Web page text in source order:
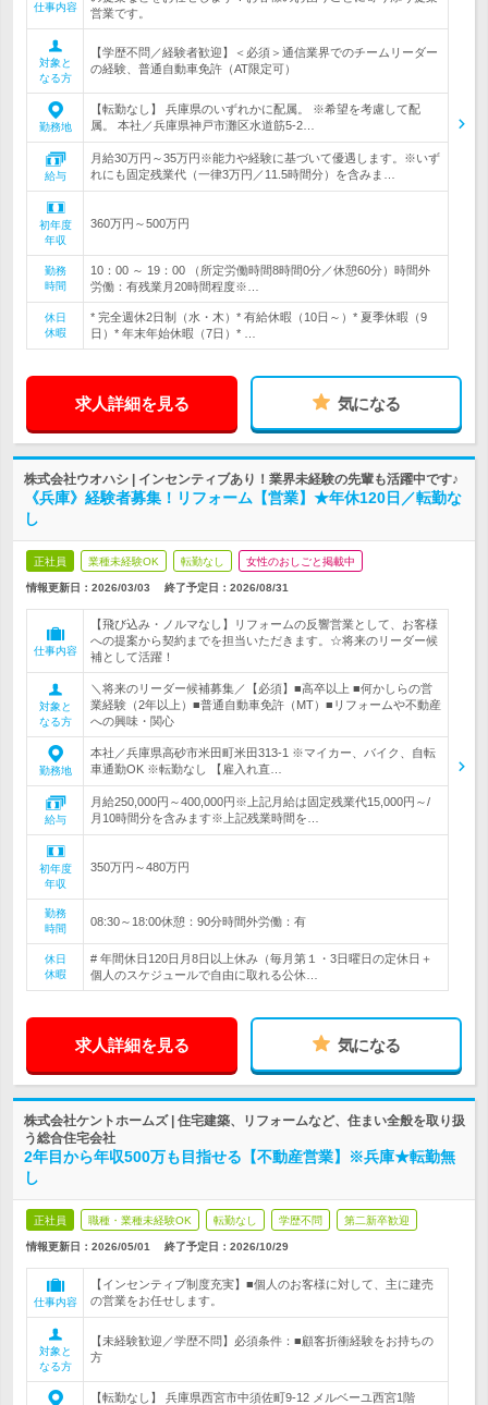
仕事内容
営業です。
対象と
なる方
【学歴不問／経験者歓迎】＜必須＞通信業界でのチームリーダー
の経験、普通自動車免許（AT限定可）
勤務地
【転勤なし】 兵庫県のいずれかに配属。 ※希望を考慮して配
属。 本社／兵庫県神戸市灘区水道筋5-2…
給与
月給30万円～35万円※能力や経験に基づいて優遇します。※いず
れにも固定残業代（一律3万円／11.5時間分）を含みま…
初年度
年収
360万円～500万円
勤務
時間
10：00 ～ 19：00 （所定労働時間8時間0分／休憩60分）時間外
労働：有残業月20時間程度※…
休日
休暇
* 完全週休2日制（水・木）* 有給休暇（10日～）* 夏季休暇（9
日）* 年末年始休暇（7日）* …
求人詳細を見る 気になる
株式会社ウオハシ | インセンティブあり！業界未経験の先輩も活躍中です♪
《兵庫》経験者募集！リフォーム【営業】★年休120日／転勤な
し
正社員 業種未経験OK 転勤なし 女性のおしごと掲載中
情報更新日：2026/03/03 終了予定日： 2026/08/31
仕事内容
【飛び込み・ノルマなし】リフォームの反響営業として、お客様
への提案から契約までを担当いただきます。☆将来のリーダー候
補として活躍！
対象と
なる方
＼将来のリーダー候補募集／【必須】■高卒以上 ■何かしらの営
業経験（2年以上）■普通自動車免許（MT）■リフォームや不動産
への興味・関心
勤務地
本社／兵庫県高砂市米田町米田313-1 ※マイカー、バイク、自転
車通勤OK ※転勤なし 【雇入れ直…
給与
月給250,000円～400,000円※上記月給は固定残業代15,000円～/
月10時間分を含みます※上記残業時間を…
初年度
年収
350万円～480万円
勤務
時間
08:30～18:00休憩：90分時間外労働：有
休日
休暇
# 年間休日120日月8日以上休み（毎月第１・3日曜日の定休日＋
個人のスケジュールで自由に取れる公休…
求人詳細を見る 気になる
株式会社ケントホームズ | 住宅建築、リフォームなど、住まい全般を取り扱
う総合住宅会社
2年目から年収500万も目指せる【不動産営業】※兵庫★転勤無
し
正社員 職種・業種未経験OK 転勤なし 学歴不問 第二新卒歓迎
情報更新日：2026/05/01 終了予定日： 2026/10/29
仕事内容
【インセンティブ制度充実】■個人のお客様に対して、主に建売
の営業をお任せします。
対象と
なる方
【未経験歓迎／学歴不問】必須条件：■顧客折衝経験をお持ちの
方
【転勤なし】 兵庫県西宮市中須佐町9-12 メルベーユ西宮1階